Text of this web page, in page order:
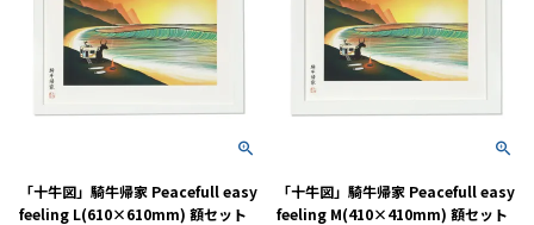
「十牛図」騎牛帰家 Peacefull easy
feeling L(610×610mm) 額セット
「十牛図」騎牛帰家 Peacefull easy
feeling M(410×410mm) 額セット